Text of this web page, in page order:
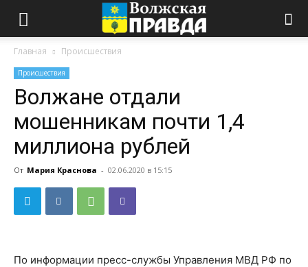
Главная Происшествия
Происшествия
Волжане отдали
мошенникам почти 1,4
миллиона рублей
От Мария Краснова - 02.06.2020 в 15:15
По информации пресс-службы Управления МВД РФ по